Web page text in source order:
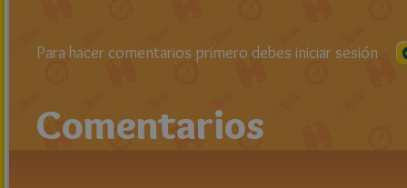
Para hacer comentarios primero debes iniciar sesión
Comentarios